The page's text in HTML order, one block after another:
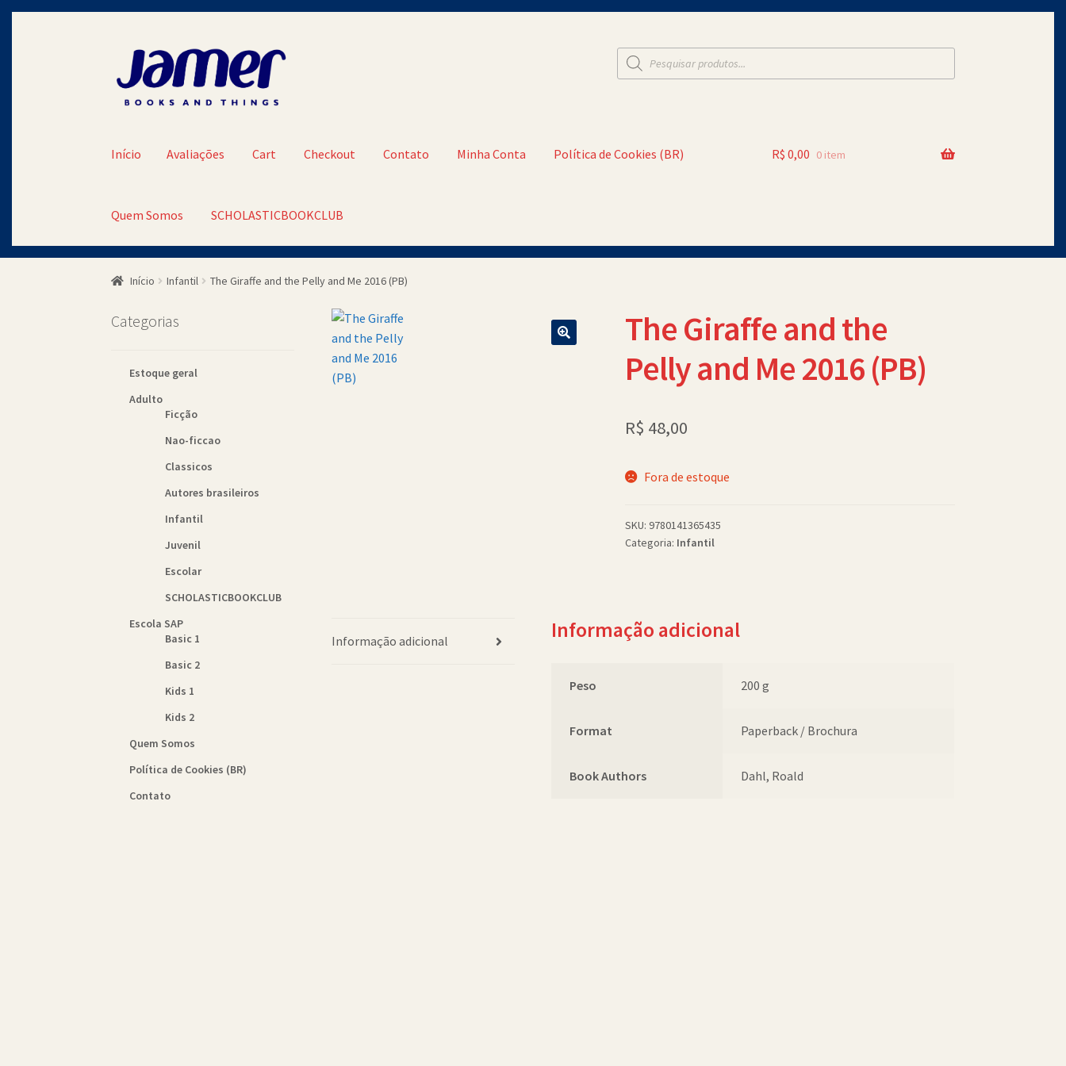
Pular
para
navegação
Pular
para
Pesquisar
produtos
Início Avaliações Cart Checkout Contato Minha Conta Política de Cookies (BR)
Quem Somos SCHOLASTICBOOKCLUB
R$ 0,00 0 item
Início Infantil The Giraffe and the Pelly and Me 2016 (PB)
The Giraffe and the
Pelly and Me 2016 (PB)
R$ 48,00
Fora de estoque
SKU: 9780141365435
Categoria: Infantil
Informação adicional Informação adicional
Peso 200 g
Format Paperback / Brochura
Book Authors Dahl, Roald
Categorias
Estoque geral
Adulto
Ficção
Nao-ficcao
Classicos
Autores brasileiros
Infantil
Juvenil
Escolar
SCHOLASTICBOOKCLUB
Escola SAP
Basic 1
Basic 2
Kids 1
Kids 2
Quem Somos
Política de Cookies (BR)
Contato